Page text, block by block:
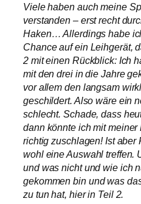
Viele haben auch meine
verstanden – erst recht
Haken… Allerdings habe
Chance auf ein Leihgerät,
2 mit einen Rückblick: Ich
mit den drei in die Jahre
vor allem den langsam
geschildert. Also wäre ein
schlecht. Schade, dass
dann könnte ich mit
richtig zuschlagen! Ist aber
wohl eine Auswahl treffen.
und was nicht und wie ich
gekommen bin und was
zu tun hat, hier in Teil 2.